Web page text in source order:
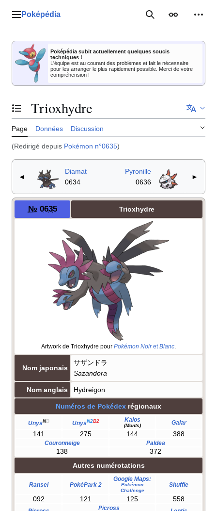
Menu principal
Poképédia RechercherApparence
Poképédia subit actuellement quelques soucis
techniques !
L'équipe est au courant des problèmes et fait le nécessaire
pour les arranger le plus rapidement possible. Merci de votre
compréhension !
Basculer la table des matières
Trioxhydre
Page Données Discussion
(Redirigé depuis Pokémon n°0635)
◄
Diamat
0634
Pyronille
0636
►
№ 0635 Trioxhydre
Artwork de Trioxhydre pour Pokémon Noiret Blanc
Nom japonais
サザンドラ
Sazandora
Nom anglais Hydreigon
Numéros de Pokédex régionaux
UnysNB UnysN2B2 Kalos
(Monts) Galar
141 275 144 388
Couronneige Paldea
138
372
Autres numérotations
Ransei PokéPark 2
Google Maps:
Pokémon
Challenge
Shuffle
092 121 125 558
Picross